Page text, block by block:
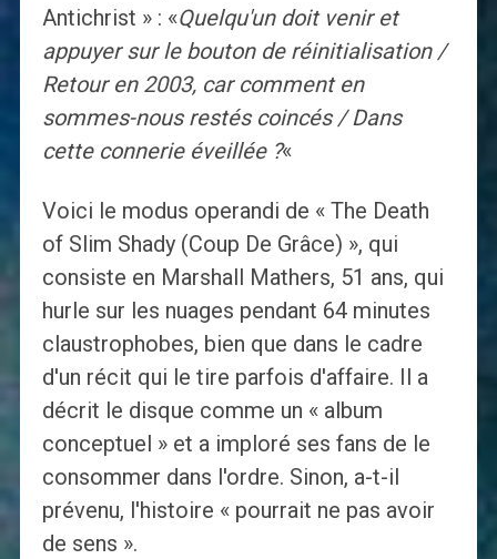
Antichrist » : «Quelqu'un doit venir et
appuyer sur le bouton de réinitialisation /
Retour en 2003, car comment en
sommes-nous restés coincés / Dans
cette connerie éveillée ?«
Voici le modus operandi de « The Death
of Slim Shady (Coup De Grâce) », qui
consiste en Marshall Mathers, 51 ans, qui
hurle sur les nuages ​​pendant 64 minutes
claustrophobes, bien que dans le cadre
d'un récit qui le tire parfois d'affaire. Il a
décrit le disque comme un « album
conceptuel » et a imploré ses fans de le
consommer dans l'ordre. Sinon, a-t-il
prévenu, l'histoire « pourrait ne pas avoir
de sens ».